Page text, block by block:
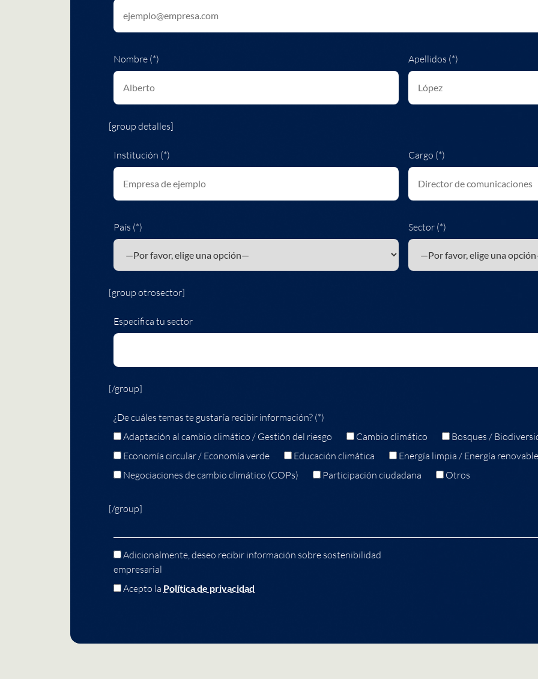
Nombre (*) Apellidos (*)
[group detalles]
Institución (*) Cargo (*)
País (*) Sector (*)
[group otrosector]
Especifica tu sector
[/group]
¿De cuáles temas te gustaría recibir información? (*)
Adaptación al cambio climático / Gestión del riesgo
Cambio climático
Bosques /
Economía circular / Economía verde
Educación climática
Energía limpia / Energía renovable
Negociaciones de cambio climático (COPs)
Participación ciudadana Otros
[/group]
Adicionalmente, deseo recibir información sobre sostenibilidad
empresarial
Acepto la Política de privacidad